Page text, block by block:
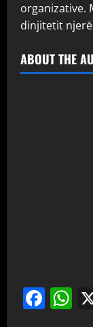
organizative.
dinjitetit
ABOUT THE